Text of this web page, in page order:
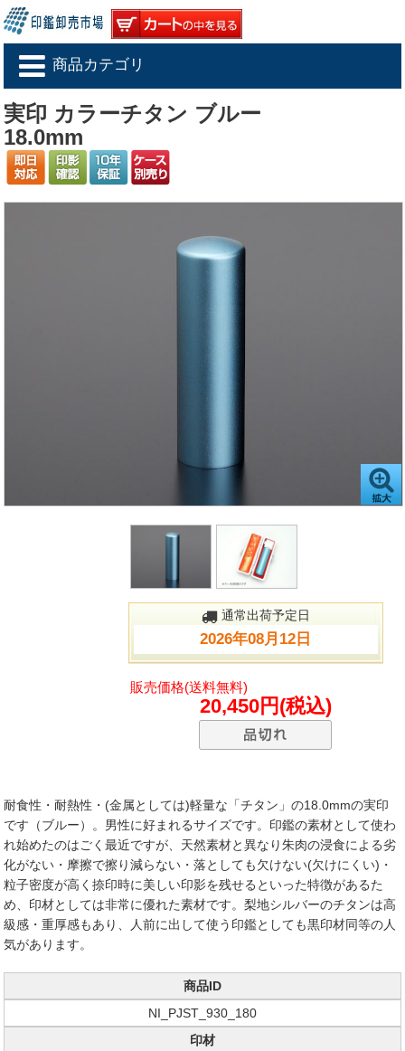
商品カテゴリ
実印 カラーチタン ブルー
18.0mm
通常出荷予定日
2026年08月12日
販売価格(送料無料)
20,450円(税込)
耐食性・耐熱性・(金属としては)軽量な「チタン」の18.0mmの実印
です（ブルー）。男性に好まれるサイズです。印鑑の素材として使わ
れ始めたのはごく最近ですが、天然素材と異なり朱肉の浸食による劣
化がない・摩擦で擦り減らない・落としても欠けない(欠けにくい)・
粒子密度が高く捺印時に美しい印影を残せるといった特徴があるた
め、印材としては非常に優れた素材です。梨地シルバーのチタンは高
級感・重厚感もあり、人前に出して使う印鑑としても黒印材同等の人
気があります。
商品ID
NI_PJST_930_180
印材